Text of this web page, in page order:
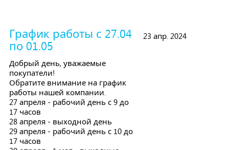
23 апр. 2024
График работы с 27.04
по 01.05
Добрый день, уважаемые
покупатели!
Обратите внимание на график
работы нашей компании.
27 апреля - рабочий день с 9 до
17 часов
28 апреля - выходной день
29 апреля - рабочий день с 10 до
17 часов